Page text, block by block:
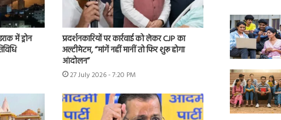
में ड्रोन
प्रदर्शनकारियों पर कार्रवाई को लेकर CJP का
अल्टीमेटम, “मांगें नहीं मानीं तो फिर शुरू होगा
आंदोलन”
27 July 2026 - 7:20 PM